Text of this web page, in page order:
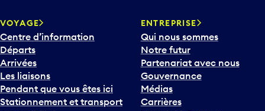
VOYAGE
Centre d’information
Départs
Arrivées
Les liaisons
Pendant que vous êtes ici
Stationnement et transport
ENTREPRISE
Qui nous sommes
Notre futur
Partenariat avec nous
Gouvernance
Médias
Carrières